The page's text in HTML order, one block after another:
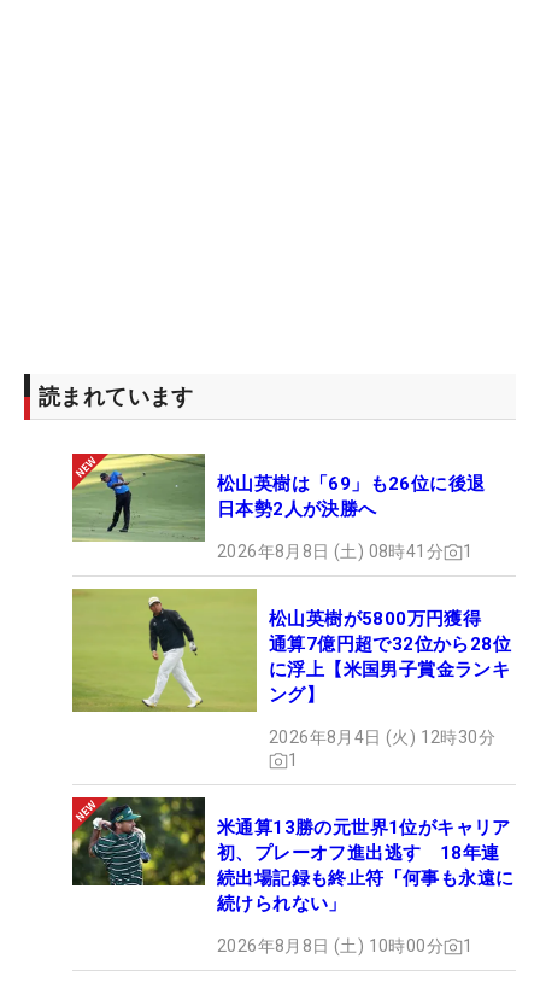
いる。
読まれています
松山英樹は「69」も26位に後退
日本勢2人が決勝へ
2026年8月8日 (土) 08時41分 1
松山英樹が5800万円獲得
通算7億円超で32位から28位
に浮上【米国男子賞金ランキ
ング】
2026年8月4日 (火) 12時30分
1
米通算13勝の元世界1位がキャリア
初、プレーオフ進出逃す 18年連
続出場記録も終止符「何事も永遠に
続けられない」
2026年8月8日 (土) 10時00分 1